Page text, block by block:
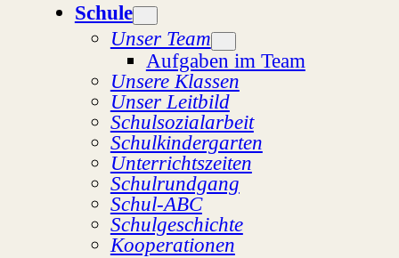
Schule
Unser Team
Aufgaben im Team
Unsere Klassen
Unser Leitbild
Schulsozialarbeit
Schulkindergarten
Unterrichtszeiten
Schulrundgang
Schul-ABC
Schulgeschichte
Kooperationen